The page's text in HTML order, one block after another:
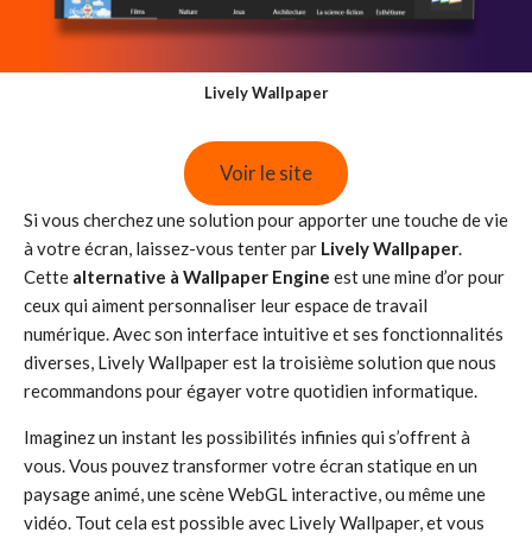
Lively Wallpaper
Voir le site
Si vous cherchez une solution pour apporter une touche de vie
à votre écran, laissez-vous tenter par Lively Wallpaper.
Cette alternative à Wallpaper Engine est une mine d’or pour
ceux qui aiment personnaliser leur espace de travail
numérique. Avec son interface intuitive et ses fonctionnalités
diverses, Lively Wallpaper est la troisième solution que nous
recommandons pour égayer votre quotidien informatique.
Imaginez un instant les possibilités infinies qui s’offrent à
vous. Vous pouvez transformer votre écran statique en un
paysage animé, une scène WebGL interactive, ou même une
vidéo. Tout cela est possible avec Lively Wallpaper, et vous